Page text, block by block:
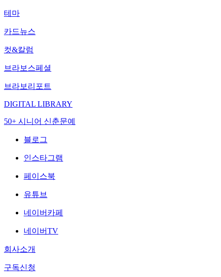
테마
카드뉴스
컷&칼럼
브라보스페셜
브라보리포트
DIGITAL LIBRARY
50+ 시니어 신춘문예
블로그
인스타그램
페이스북
유튜브
네이버카페
네이버TV
회사소개
구독신청